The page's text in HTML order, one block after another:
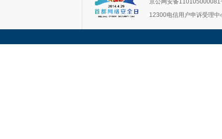
京公网安备110105000081
12300电信用户申诉受理中